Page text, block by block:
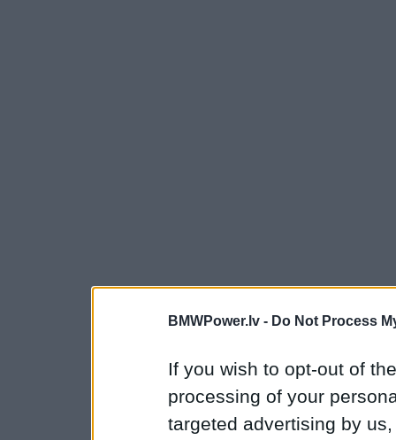
BMWPower.lv - Do Not Process
If you wish to opt-out of
processing of your
targeted advertising by